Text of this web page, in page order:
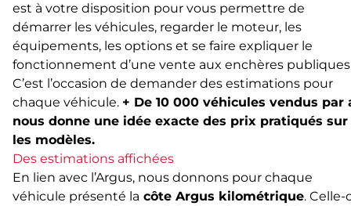
est à votre disposition pour vous permettre de
démarrer les véhicules, regarder le moteur, les
équipements, les options et se faire expliquer le
fonctionnement d’une vente aux enchères
C’est l’occasion de demander des estimations pour
chaque véhicule. + De 10 000 véhicules vendus par
nous donne une idée exacte des prix pratiqués sur
les modèles.
Des estimations affichées
En lien avec l’Argus, nous donnons pour chaque
véhicule présenté la côte Argus kilométrique. Celle-